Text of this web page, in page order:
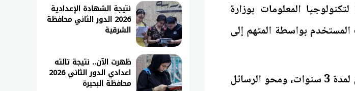
المعلومات بوزارة
المستخدم بواسطة المتهم إلى
وكانت محكمة أول درجة، قضت بمعاقبة المتهم بالسجن لمدة 3 سنوات، ومحو الرسائل
نتيجة الشهادة الإعدادية
2026 الدور الثاني محافظة
الشرقية
ظهرت الآن.. نتيجة تالته
اعدادي الدور الثاني 2026
محافظة البحيرة